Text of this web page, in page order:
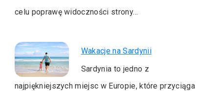
celu poprawę widoczności strony…
Wakacje na Sardynii
Sardynia to jedno z
najpiękniejszych miejsc w Europie, które przyciąga